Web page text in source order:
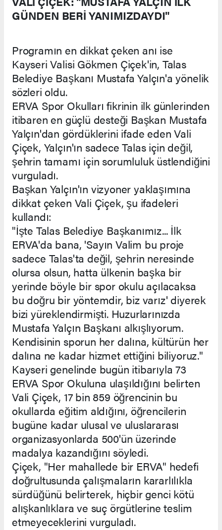
GÜNDEN BERİ YANIMIZDAYDI"
Programın en dikkat çeken anı ise
Kayseri Valisi Gökmen Çiçek'in, Talas
Belediye Başkanı Mustafa Yalçın'a yönelik
sözleri oldu.
ERVA Spor Okulları fikrinin ilk günlerinden
itibaren en güçlü desteği Başkan Mustafa
Yalçın'dan gördüklerini ifade eden Vali
Çiçek, Yalçın'ın sadece Talas için değil,
şehrin tamamı için sorumluluk üstlendiğini
vurguladı.
Başkan Yalçın'ın vizyoner yaklaşımına
dikkat çeken Vali Çiçek, şu ifadeleri
kullandı:
"İşte Talas Belediye Başkanımız... İlk
ERVA'da bana, 'Sayın Valim bu proje
sadece Talas'ta değil, şehrin neresinde
olursa olsun, hatta ülkenin başka bir
yerinde böyle bir spor okulu açılacaksa
bu doğru bir yöntemdir, biz varız' diyerek
bizi yüreklendirmişti. Huzurlarınızda
Mustafa Yalçın Başkanı alkışlıyorum.
Kendisinin sporun her dalına, kültürün her
dalına ne kadar hizmet ettiğini biliyoruz."
Kayseri genelinde bugün itibarıyla 73
ERVA Spor Okuluna ulaşıldığını belirten
Vali Çiçek, 17 bin 859 öğrencinin bu
okullarda eğitim aldığını, öğrencilerin
bugüne kadar ulusal ve uluslararası
organizasyonlarda 500'ün üzerinde
madalya kazandığını söyledi.
Çiçek, "Her mahallede bir ERVA" hedefi
doğrultusunda çalışmaların kararlılıkla
sürdüğünü belirterek, hiçbir genci kötü
alışkanlıklara ve suç örgütlerine teslim
etmeyeceklerini vurguladı.